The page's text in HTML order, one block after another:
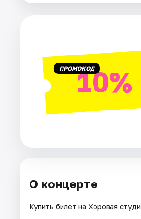
Города
Рейтинги ПРОМОКОД10%
О концерте
Купить билет на Хоровая